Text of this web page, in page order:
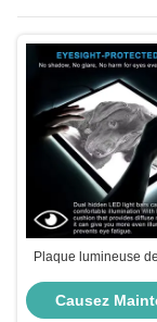
Plaque lumineuse de
Causez